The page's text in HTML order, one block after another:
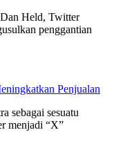
Held, Twitter
penggantian
Penjualan
sebagai sesuatu
menjadi “X”